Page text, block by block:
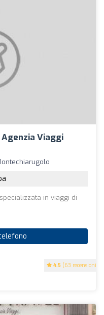
Viaggi
4.5 (63 recensioni)
in viaggi di